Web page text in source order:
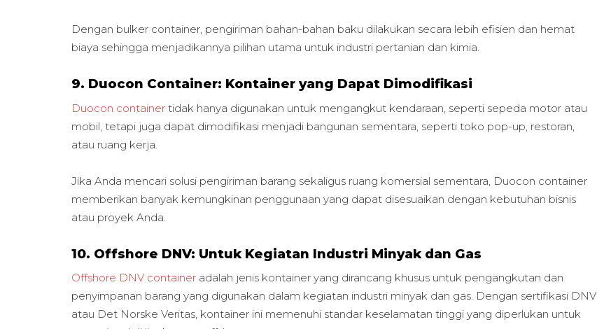
Dengan bulker container, pengiriman bahan-bahan baku dilakukan secara lebih efisien dan hemat
biaya sehingga menjadikannya pilihan utama untuk industri pertanian dan kimia.
9. Duocon Container: Kontainer yang Dapat Dimodifikasi
Duocon container tidak hanya digunakan untuk mengangkut kendaraan, seperti sepeda motor atau
mobil, tetapi juga dapat dimodifikasi menjadi bangunan sementara, seperti toko pop-up, restoran,
atau ruang kerja.
Jika Anda mencari solusi pengiriman barang sekaligus ruang komersial sementara, Duocon container
memberikan banyak kemungkinan penggunaan yang dapat disesuaikan dengan kebutuhan bisnis
atau proyek Anda.
10. Offshore DNV: Untuk Kegiatan Industri Minyak dan Gas
Offshore DNV container adalah jenis kontainer yang dirancang khusus untuk pengangkutan dan
penyimpanan barang yang digunakan dalam kegiatan industri minyak dan gas. Dengan sertifikasi DNV
atau Det Norske Veritas, kontainer ini memenuhi standar keselamatan tinggi yang diperlukan untuk